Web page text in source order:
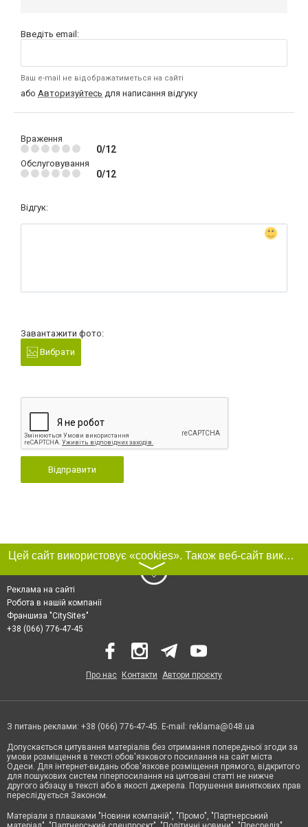
Введіть email:
Ваш e-mail не відображатиметься на сайті
або Авторизуйтесь для написання відгуку
Враження
0/12
Обслуговування
0/12
Відгук:
Завантажити фото:
Вибрати
Відправити
Цей сайт використовує «cookies». Також веб-сайт використовує інтернет-сервіс для збору технічних даних стосовно відвідувачів з метою отримання маркетингової та статистичної інформації. Умови обробки даних відвідувачів сайту див.
〉
Реклама на сайті
Робота в нашій компанії
Франшиза "CitySites"
+38 (066) 776-47-45
Про нас Контакти Автори проєкту
З питань реклами: +38 (066) 776-47-45. E-mail: reklama@048.ua
Допускається цитування матеріалів без отримання попередньої згоди за
умови розміщення в тексті обов'язкового посилання на сайт міста
Одеси. Для інтернет-видань обов'язкове розміщення прямого, відкритого
для пошукових систем гіперпосилання на цитовані статті не нижче
другого абзацу в тексті або в якості джерела. Порушення виняткових прав
переслідується Законом.
Матеріали з плашками "Новини компаній", "Промо", "Партнерський